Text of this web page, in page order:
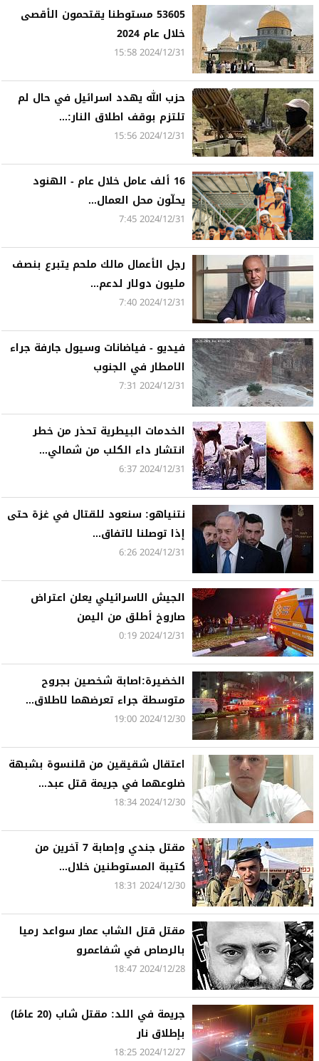
53605 مستوطنا يقتحمون الأقصى
خلال عام 2024
2024/12/31 15:58
حزب الله يهدد اسرائيل في حال لم
تلتزم بوقف اطلاق النار:...
2024/12/31 15:56
16 ألف عامل خلال عام - الهنود
يحلّون محل العمال...
2024/12/31 7:45
رجل الأعمال مالك ملحم يتبرع بنصف
مليون دولار لدعم...
2024/12/31 7:40
فيديو - فياضانات وسيول جارفة جراء
الامطار في الجنوب
2024/12/31 7:31
الخدمات البيطرية تحذر من خطر
انتشار داء الكلب من شمالي...
2024/12/31 6:37
نتنياهو: سنعود للقتال في غزة حتى
إذا توصلنا لاتفاق...
2024/12/31 6:26
الجيش الاسرائيلي يعلن اعتراض
صاروخ أطلق من اليمن
2024/12/31 0:19
الخضيرة:اصابة شخصين بجروح
متوسطة جراء تعرضهما لاطلاق...
2024/12/30 19:00
اعتقال شقيقين من قلنسوة بشبهة
ضلوعهما في جريمة قتل عبد...
2024/12/30 18:34
مقتل جندي وإصابة 7 آخرين من
كتيبة المستوطنين خلال...
2024/12/30 18:31
مقتل قتل الشاب عمار سواعد رميا
بالرصاص في شفاعمرو
2024/12/28 18:47
جريمة في اللد: مقتل شاب (20 عامًا)
بإطلاق نار
2024/12/27 18:25